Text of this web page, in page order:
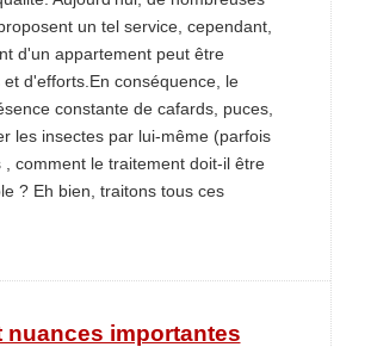
un tel service, cependant,
d'un appartement peut être
d'efforts.En conséquence, le
constante de cafards, puces,
les insectes par lui-même (parfois
comment le traitement doit-il être
? Eh bien, traitons tous ces
importantes